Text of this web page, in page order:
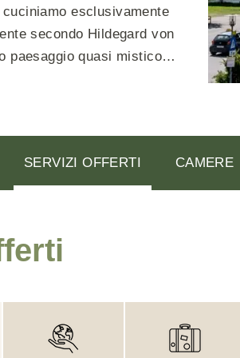
spa
animali
esclusivamente
secondo Hildegard von
paesaggio quasi mistico
SERVIZI OFFERTI CAMERE